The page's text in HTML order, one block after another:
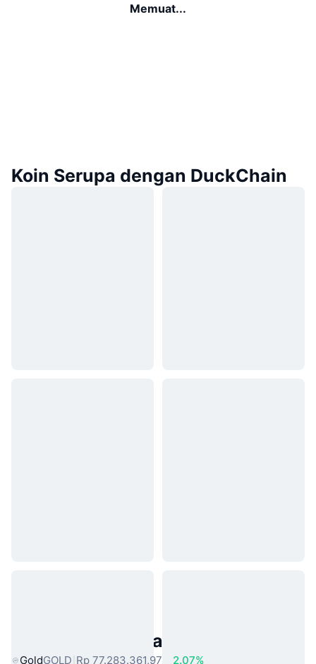
Memuat...
Koin Serupa dengan DuckChain
Aset Dunia Nyata Populer
GoldGOLD Rp 77.283.361,97 2.07%